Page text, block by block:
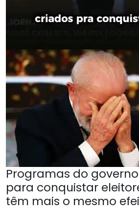
Programas do
para conquistar
têm mais o mesmo